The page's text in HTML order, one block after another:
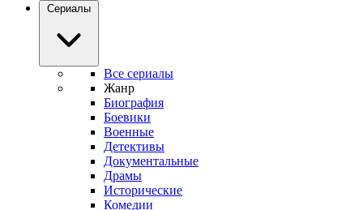
Сериалы
Все сериалы
Жанр
Биография
Боевики
Военные
Детективы
Документальные
Драмы
Исторические
Комедии